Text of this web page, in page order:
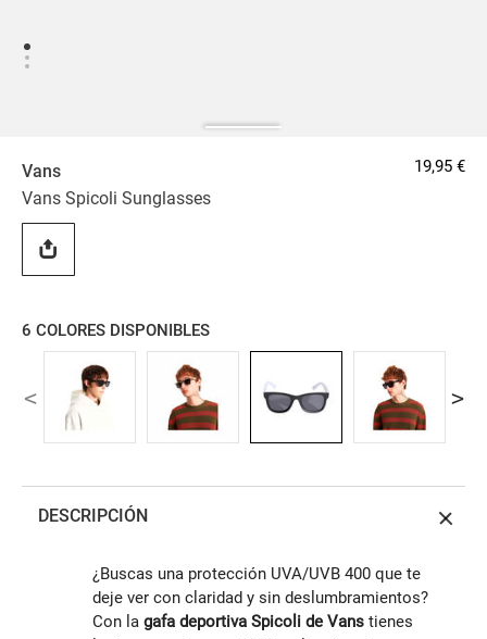
Vans
Vans Spicoli Sunglasses
19,95 €
6 COLORES DISPONIBLES
DESCRIPCIÓN
¿Buscas una protección UVA/UVB 400 que te
deje ver con claridad y sin deslumbramientos?
Con la gafa deportiva Spicoli de Vans tienes